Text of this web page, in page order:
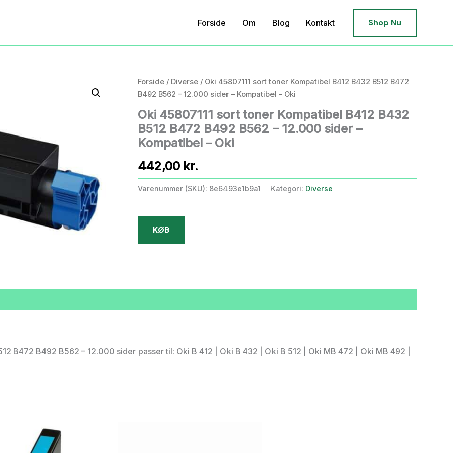
Forside Om Blog Kontakt Shop Nu
Forside / Diverse / Oki 45807111 sort toner Kompatibel B412 B432 B512 B472
B492 B562 – 12.000 sider – Kompatibel – Oki
Oki 45807111 sort toner Kompatibel B412 B432
B512 B472 B492 B562 – 12.000 sider –
Kompatibel – Oki
442,00 kr.
Varenummer (SKU): 8e6493e1b9a1 Kategori: Diverse
KØB
B472 B492 B562 – 12.000 sider passer til: Oki B 412 | Oki B 432 | Oki B 512 | Oki MB 472 | Oki MB 492 |